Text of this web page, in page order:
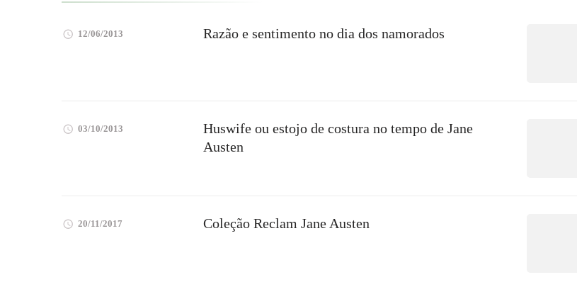
12/06/2013 Razão e sentimento no dia dos namorados
03/10/2013
Huswife ou estojo de costura no tempo de Jane
Austen
20/11/2017 Coleção Reclam Jane Austen